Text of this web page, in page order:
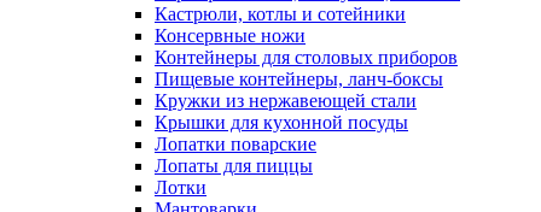
Кастрюли, котлы и сотейники
Консервные ножи
Контейнеры для столовых приборов
Пищевые контейнеры, ланч-боксы
Кружки из нержавеющей стали
Крышки для кухонной посуды
Лопатки поварские
Лопаты для пиццы
Лотки